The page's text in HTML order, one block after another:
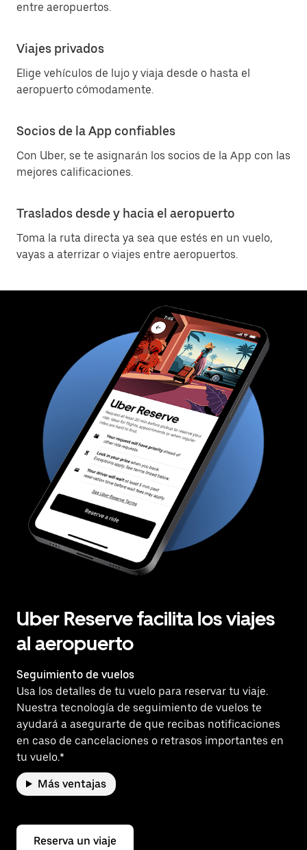
entre aeropuertos.
Viajes privados
Elige vehículos de lujo y viaja desde o hasta el
aeropuerto cómodamente.
Socios de la App confiables
Con Uber, se te asignarán los socios de la App con las
mejores calificaciones.
Traslados desde y hacia el aeropuerto
Toma la ruta directa ya sea que estés en un vuelo,
vayas a aterrizar o viajes entre aeropuertos.
Uber Reserve facilita los viajes
al aeropuerto
Seguimiento de vuelos
Usa los detalles de tu vuelo para reservar tu viaje.
Nuestra tecnología de seguimiento de vuelos te
ayudará a asegurarte de que recibas notificaciones
en caso de cancelaciones o retrasos importantes en
tu vuelo.*
Más ventajas
Reserva un viaje